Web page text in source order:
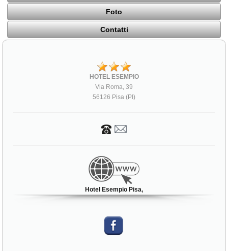
Foto
Contatti
HOTEL ESEMPIO
Via Roma, 39
56126 Pisa (PI)
Hotel Esempio Pisa,